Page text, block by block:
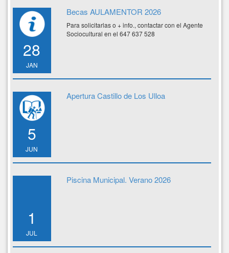
28
JAN
Becas AULAMENTOR 2026
Para solicitarlas o + info., contactar con el Agente
Sociocultural en el 647 637 528
5
JUN
Apertura Castillo de Los Ulloa
1
JUL
Piscina Municipal. Verano 2026